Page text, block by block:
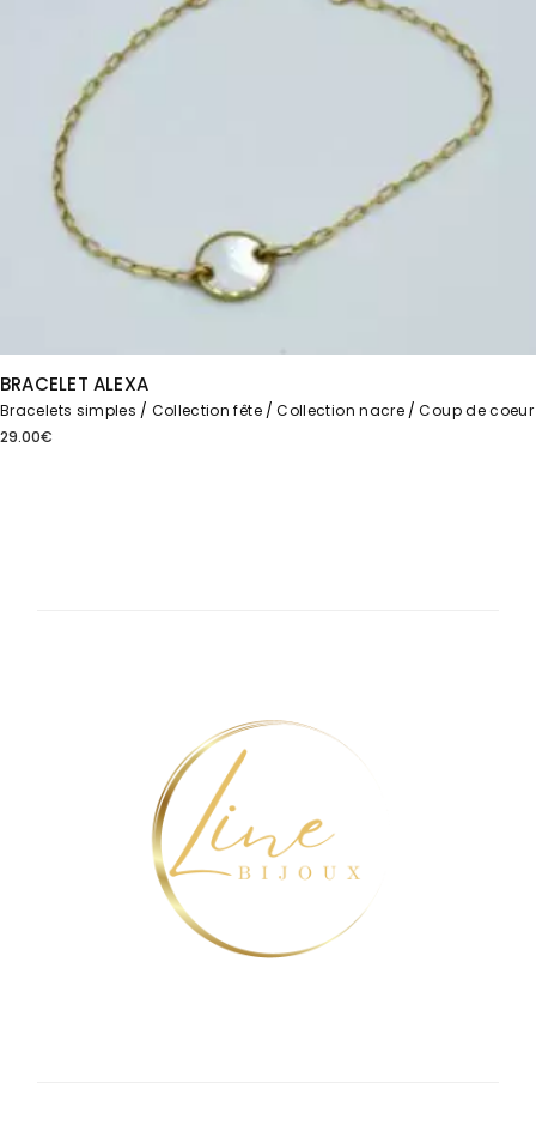
BRACELET ALEXA
Bracelets simples Collection fête Collection nacre
Coup de coeur
29.00€